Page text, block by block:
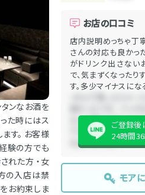
タンなお酒を
た時にはス
す。 お客様
験の方でも
れた方 ・女
の入店は禁
お約束しま
お店の口コミ
店内説明めっちゃ丁
さんの対応も良かっ
がドリンク出さない
で、気まずくなった
す。多少マイナスにな
ないお客さんはいな
りするとはなくて良
なるぐらいは....
ご登録後
24時間
モア